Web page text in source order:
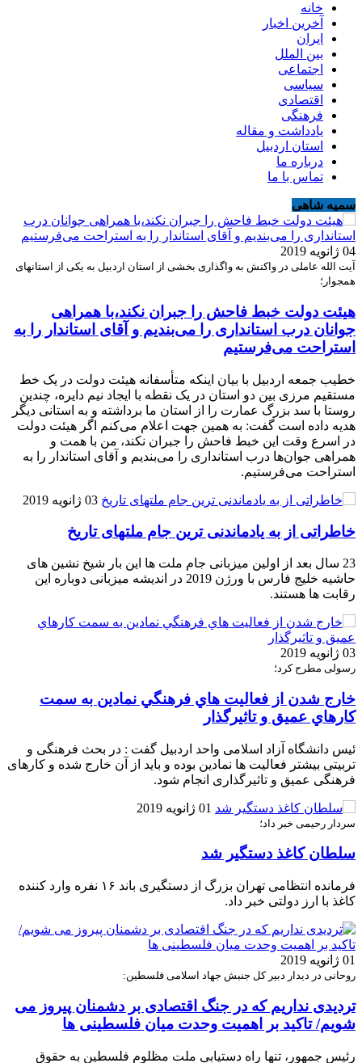
خانه
آخرین اخبار
ایران
بین الملل
اجتماعی
سیاسی
اقتصادی
فرهنگی
یادداشت و مقاله
استان اردبیل
درباره ما
تماس با ما
سمیه شاهی
04 ژانویه 2019
آیت الله عاملی در واکنش به واگذاری بخشی از استان اردبیل به یکی از استانهای
همجوار؛
هیئت دولت خبط فاحش را جبران نکند،با همراهی
جوانان درب استانداری را می‌بندیم و آقای استاندار را به
استراحت می‌فرستیم
خطیب جمعه اردبیل با بیان اینکه متأسفانه هیئت دولت در یک خط
مستقیم مرزی بین دو استان در یک نقطه با ایجاد نیم دایره، چندین
روستا با سد بزرگ عمارت را از استان ما برداشته و به استانی دیگر
هدیه داده است گفت: به همین جهت اعلام می‌کنم اگر هیئت دولت
در اسرع وقت این خبط فاحش را جبران نکند، من با همت و
همراهی جوان‌ها درب استانداری را می‌بندیم و آقای استاندار را به
استراحت می‌فرستیم.
03 ژانویه 2019
خاطراتی از به یادماندنی ترین جام ملتهای تاریخ
23 سال بعد از اولین میزبانی جام ملت ها این بار شیخ نشین های
حاشیه خلیج فارس با ورژن 2019 در اندیشه میزبانی دوباره این
رقابت ها هستند.
03 ژانویه 2019
رسولی مطرح کرد؛
خارج شدن از فعاليت هاي فرهنگي نمادين به سمت
كارهاي عميق و تاثيرگذار
ئیس دانشگاه آزاد اسلامی واحد اردبیل گفت : در بحث فرهنگی و
تربیتی بیشتر فعالیت ها نمادین بوده و باید از آن خارج شده و کارهای
فرهنگی عمیق و تاثیرگذاری انجام شود.
01 ژانویه 2019
سردار رحیمی خبر داد؛
سلطان کاغذ دستگیر شد
فرمانده انتظامی تهران بزرگ از دستگیری باند ۱۶ نفره وارد کننده
کاغذ با ارز دولتی خبر داد.
01 ژانویه 2019
روحانی در دیدار دبیر کل جنبش جهاد اسلامی فلسطین:
تردیدی نداریم که در جنگ اقتصادی بر دشمنان پیروز می
شویم/ تاکید بر اهمیت وحدت میان فلسطینی ها
رئیس جمهور، تنها راه دستیابی ملت مظلوم فلسطین به حقوق